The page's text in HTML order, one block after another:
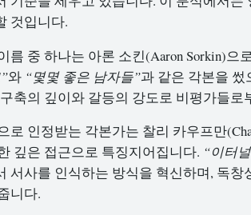
것입니다.
름 중 하나는 아론 소킨(Aaron Sorkin)
와 “몇몇 좋은 남자들”과 같은 각본을
축의 깊이와 갈등의 강도로 비평가들로
로 인정받는 각본가는 찰리 카우프만
깊은 접근으로 특징지어집니다. “이터
서사를 인식하는 방식을 혁신하며, 독
니다.